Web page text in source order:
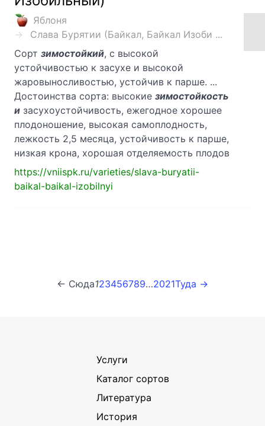
Яблоня
Слава Бурятии (Байкал, Байкал Изоби ...
Сорт зимостойкий, с высокой
устойчивостью к засухе и высокой
жаровыносливостью, устойчив к парше. ...
Достоинства сорта: высокие зимостойкость
и засухоустойчивость, ежегодное хорошее
плодоношение, высокая самоплодность,
лежкость 2,5 месяца, устойчивость к парше,
низкая крона, хорошая отделяемость плодов
https://vniispk.ru/varieties/slava-buryatii-
baikal-baikal-izobilnyi
← Сюда123456789…2021Туда →
Услуги
Каталог сортов
Литература
История